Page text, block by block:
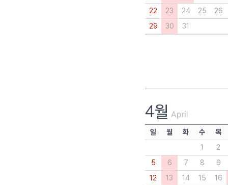
22
23 24 25
26
29
30 31
일 월 화 수
목
1
2
5
6 7 8
9
12
13 14 15
16